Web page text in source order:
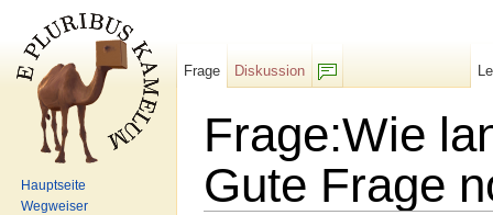
Frage:Wie
Gute Frage
Frage
Diskussion
Hauptseite
Wegweiser